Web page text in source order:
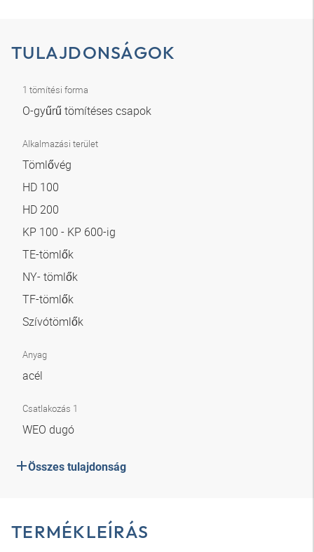
TULAJDONSÁGOK
1 tömítési forma
O-gyűrű tömítéses csapok
Alkalmazási terület
Tömlővég
HD 100
HD 200
KP 100 - KP 600-ig
TE-tömlők
NY- tömlők
TF-tömlők
Szívótömlők
Anyag
acél
Csatlakozás 1
WEO dugó
Összes tulajdonság
TERMÉKLEÍRÁS